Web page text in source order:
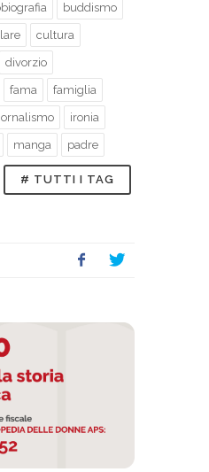
buddismo
cultura
divorzio
fama famiglia
ironia
manga padre
# TUTTI I TAG